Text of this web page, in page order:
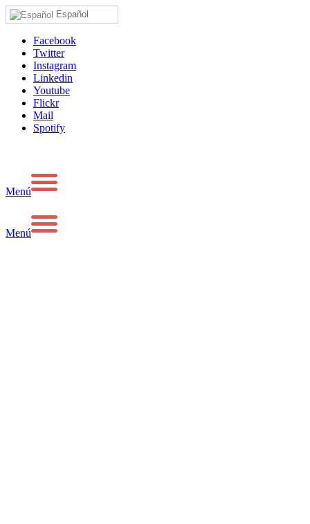
Español
Facebook
Twitter
Instagram
Linkedin
Youtube
Flickr
Mail
Spotify
Menú
Menú